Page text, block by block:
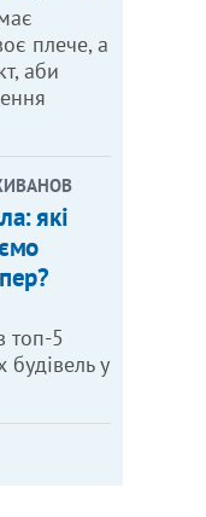
плече, а
аби
які
топ-5
будівель у